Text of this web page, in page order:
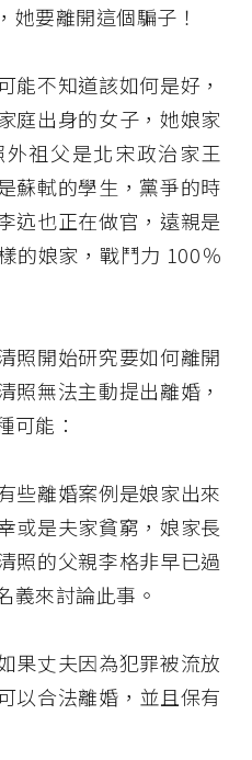
她要離開這個騙子！
能不知道該如何是好，
庭出身的女子，她娘家
祖父是北宋政治家王
蘇軾的學生，黨爭的時
迒也正在做官，遠親是
的娘家，戰鬥力 100％
照開始研究要如何離開
照無法主動提出離婚，
可能：
些離婚案例是娘家出來
或是夫家貧窮，娘家長
照的父親李格非早已過
義來討論此事。
果丈夫因為犯罪被流放
以合法離婚，並且保有